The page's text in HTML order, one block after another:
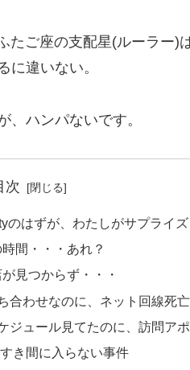
たご座の支配星(ルーラー)
に違いない。
、ハンパないです。
次
のはずが、わたしがサプライズ
間・・・あれ？
見つからず・・・
わせなのに、ネット回線死亡
ュール見てたのに、訪問ア
き間に入らない事件